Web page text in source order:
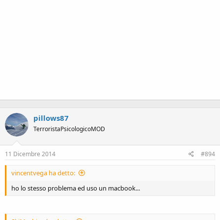
pillows87
TerroristaPsicologicoMOD
11 Dicembre 2014 #894
vincentvega ha detto:
ho lo stesso problema ed uso un macbook...